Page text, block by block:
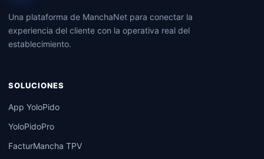
Una plataforma de ManchaNet para conectar la
experiencia del cliente con la operativa real del
establecimiento.
SOLUCIONES
App YoloPido
YoloPidoPro
FacturMancha TPV